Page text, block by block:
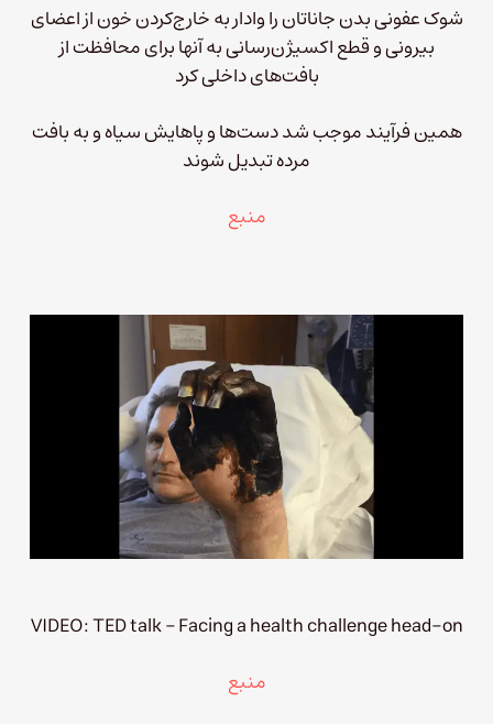
شوک عفونی بدن جاناتان را وادار به خارج‌کردن خون از اعضای
بیرونی و قطع اکسیژن‌رسانی به آنها برای محافظت از
بافت‌های داخلی کرد
همین فرآیند موجب شد دست‌ها و پاهایش سیاه و به بافت
مرده تبدیل شوند
منبع
VIDEO: TED talk – Facing a health challenge head-on
منبع